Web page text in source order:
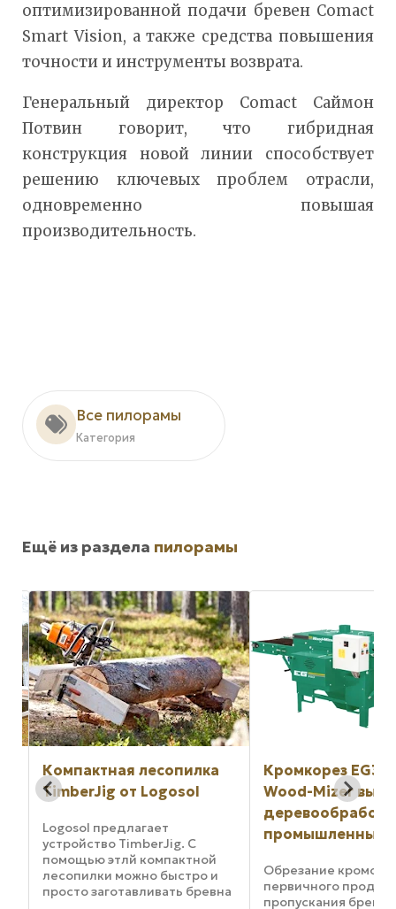
оптимизированной подачи бревен Comact
Smart Vision, а также средства повышения
точности и инструменты возврата.
Генеральный директор Comact Саймон
Потвин говорит, что гибридная
конструкция новой линии способствует
решению ключевых проблем отрасли,
одновременно повышая
производительность.
Все пилорамы
Категория
Ещё из раздела пилорамы
лесопилка
Logosol
TimberJig. С
компактной
быстро и
бревна
Кромкорез EG350 от
Wood-Mizer выводит
деревообработку на
промышленный уровень
Обрезание кромок горбыля,
первичного продукта
пропускания бревна через